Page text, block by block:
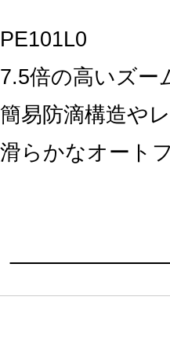
PE101L0
7.5倍の高いズー
簡易防滴構造や
滑らかなオート